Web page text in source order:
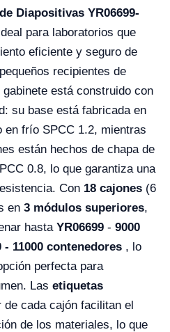
Diapositivas YR06699-
para laboratorios que
eficiente y seguro de
recipientes de
está construido con
su base está fabricada en
en frío SPCC 1.2, mientras
están hechos de chapa de
0.8, lo que garantiza una
Con 18 cajones (6
en 3 módulos superiores,
hasta YR06699 - 9000
- 11000 contenedores , lo
perfecta para
Las etiquetas
de cada cajón facilitan el
de los materiales, lo que